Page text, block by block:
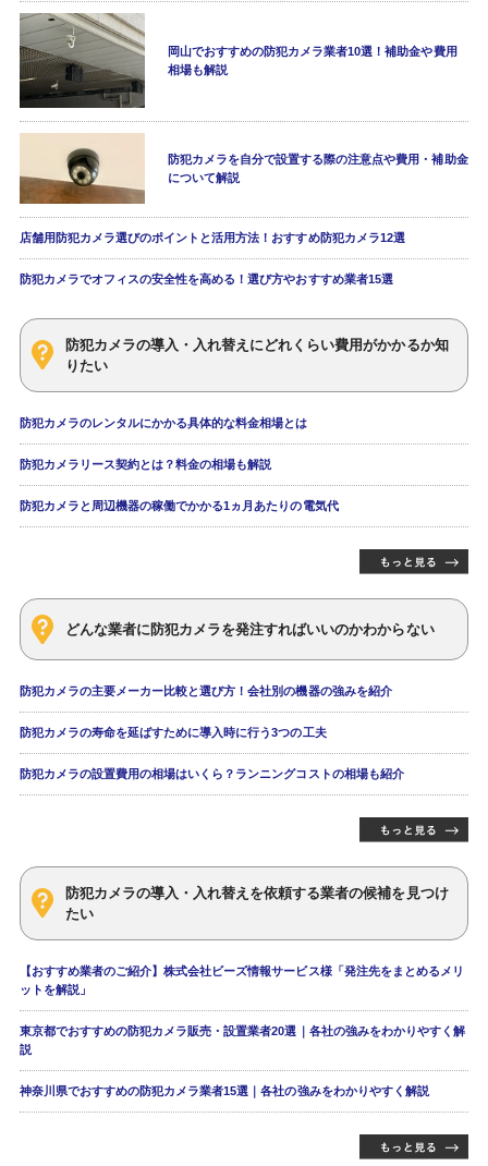
岡山でおすすめの防犯カメラ業者10選！補助金や費用
相場も解説
防犯カメラを自分で設置する際の注意点や費用・補助金
について解説
店舗用防犯カメラ選びのポイントと活用方法！おすすめ防犯カメラ12選
防犯カメラでオフィスの安全性を高める！選び方やおすすめ業者15選
防犯カメラの導入・入れ替えにどれくらい費用がかかるか知
りたい
防犯カメラのレンタルにかかる具体的な料金相場とは
防犯カメラリース契約とは？料金の相場も解説
防犯カメラと周辺機器の稼働でかかる1ヵ月あたりの電気代
どんな業者に防犯カメラを発注すればいいのかわからない
防犯カメラの主要メーカー比較と選び方！会社別の機器の強みを紹介
防犯カメラの寿命を延ばすために導入時に行う3つの工夫
防犯カメラの設置費用の相場はいくら？ランニングコストの相場も紹介
防犯カメラの導入・入れ替えを依頼する業者の候補を見つけ
たい
【おすすめ業者のご紹介】株式会社ビーズ情報サービス様「発注先をまとめるメリ
ットを解説」
東京都でおすすめの防犯カメラ販売・設置業者20選｜各社の強みをわかりやすく解
説
神奈川県でおすすめの防犯カメラ業者15選｜各社の強みをわかりやすく解説